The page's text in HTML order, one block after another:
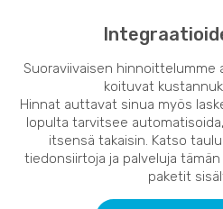
Suoraviivaisen hinnoittelumme
koituvat
Hinnat auttavat sinua myös
lopulta tarvitsee
itsensä takaisin. Katso
tiedonsiirtoja ja palveluja
paketit